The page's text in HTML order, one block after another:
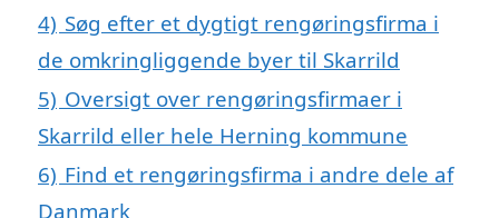
4) Søg efter et dygtigt rengøringsfirma i
de omkringliggende byer til Skarrild
5) Oversigt over rengøringsfirmaer i
Skarrild eller hele Herning kommune
6) Find et rengøringsfirma i andre dele af
Danmark